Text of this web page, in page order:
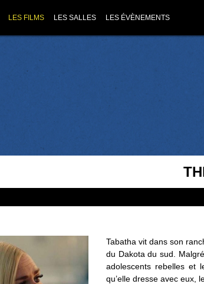
LES FILMS LES SALLES LES ÉVÈNEMENTS
Tabatha vit dans son
du Dakota du sud.
adolescents rebelles et
qu’elle dresse avec eux,